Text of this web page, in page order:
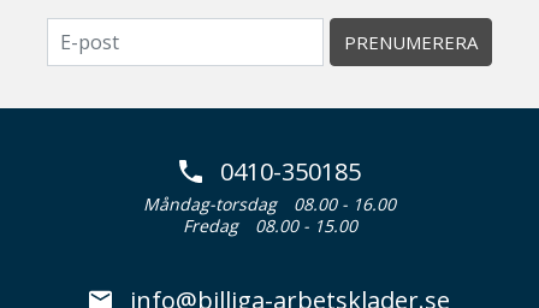
PRENUMERERA
0410-350185
Måndag-torsdag
08.00 - 16.00
Fredag
08.00 - 15.00
info@billiga-arbetsklader.se